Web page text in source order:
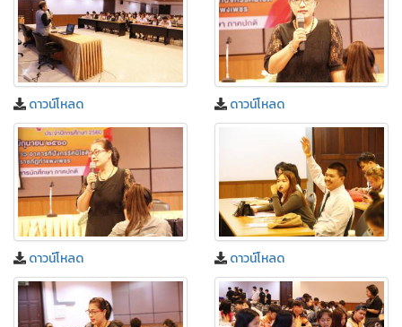
ดาวน์โหลด ดาวน์โหลด
ดาวน์โหลด ดาวน์โหลด